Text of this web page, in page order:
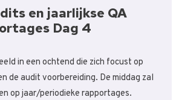
en jaarlijkse QA
Dag 4
in een ochtend die zich focust op
de audit voorbereiding. De middag zal
op jaar/periodieke rapportages.